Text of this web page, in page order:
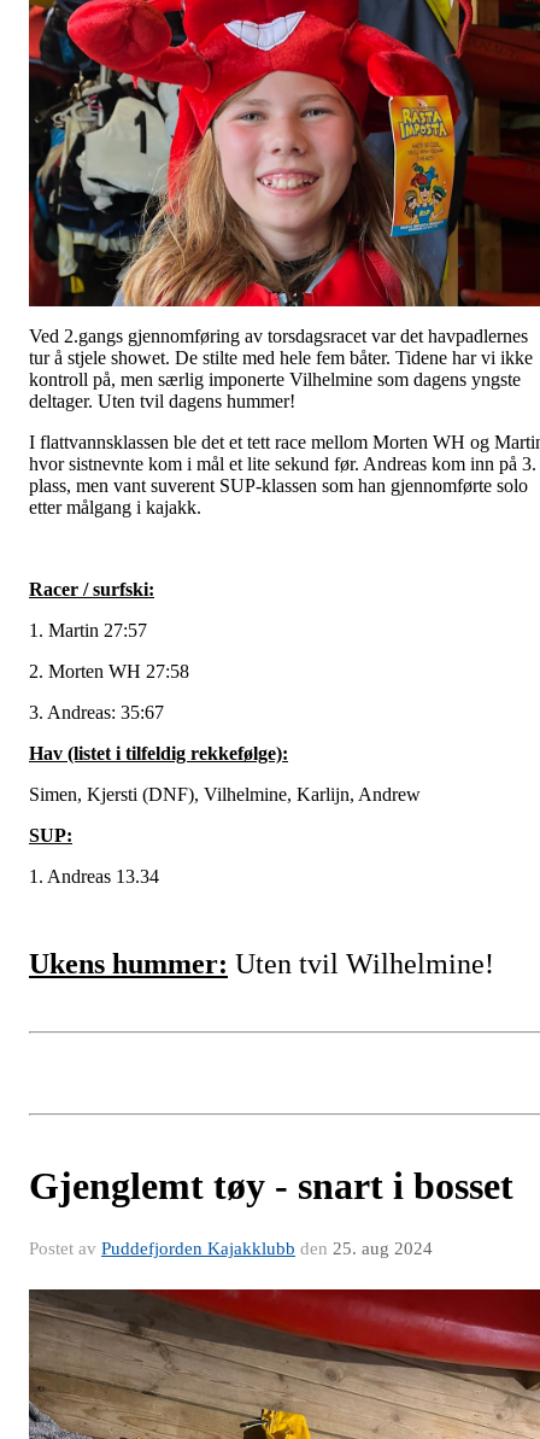
Ved 2.gangs gjennomføring av torsdagsracet var det havpadlernes
tur å stjele showet. De stilte med hele fem båter. Tidene har vi ikke
kontroll på, men særlig imponerte Vilhelmine som dagens yngste
deltager. Uten tvil dagens hummer!
I flattvannsklassen ble det et tett race mellom Morten WH og
hvor sistnevnte kom i mål et lite sekund før. Andreas kom inn på 3.
plass, men vant suverent SUP-klassen som han gjennomførte solo
etter målgang i kajakk.
Racer / surfski:
1. Martin 27:57
2. Morten WH 27:58
3. Andreas: 35:67
Hav (listet i tilfeldig rekkefølge):
Simen, Kjersti (DNF), Vilhelmine, Karlijn, Andrew
SUP:
1. Andreas 13.34
Ukens hummer: Uten tvil Wilhelmine!
Gjenglemt tøy - snart i bosset
Postet av Puddefjorden Kajakklubb den 25. aug 2024